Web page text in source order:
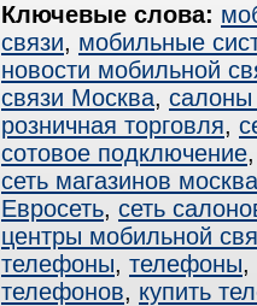
Ключевые слова:
связи, мобильные
новости мобильной
связи Москва, салоны
розничная торговля,
сотовое подключение
сеть магазинов москва
Евросеть, сеть
центры мобильной
телефоны, телефоны,
телефонов, купить